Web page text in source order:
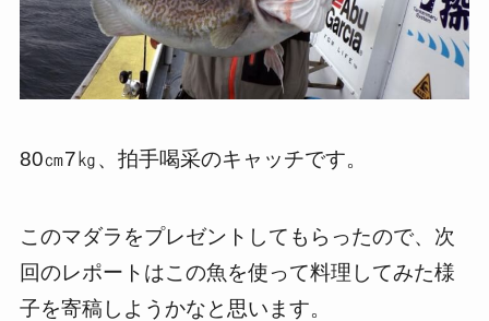
80㎝7㎏、拍手喝采のキャッチです。
このマダラをプレゼントしてもらったので、次
回のレポートはこの魚を使って料理してみた様
子を寄稿しようかなと思います。